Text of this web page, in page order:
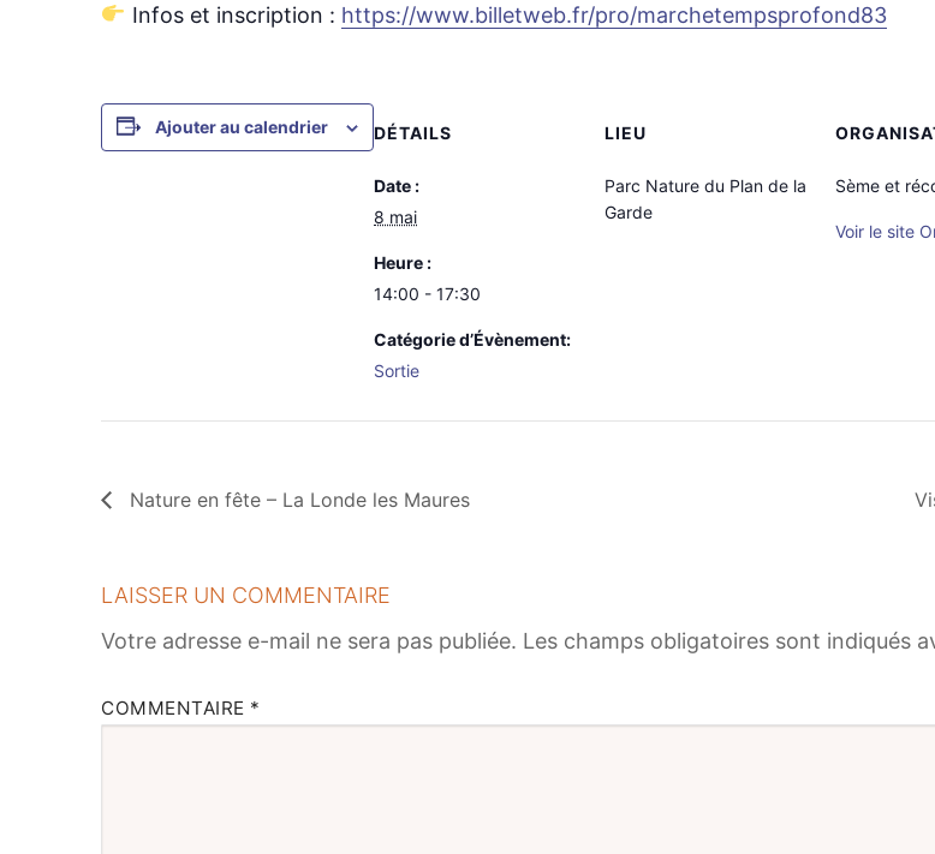
Infos et inscription : https://www.billetweb.fr/pro/marchetempsprofond83
Ajouter au calendrier DÉTAILS
Date :
8 mai
Heure :
14:00 - 17:30
Catégorie d’Évènement:
Sortie
LIEU
Parc Nature du Plan de la
Garde
Sème et
Voir le site
Nature en fête – La Londe les Maures
LAISSER UN COMMENTAIRE
Votre adresse e-mail ne sera pas publiée. Les champs obligatoires sont indiqués
COMMENTAIRE *